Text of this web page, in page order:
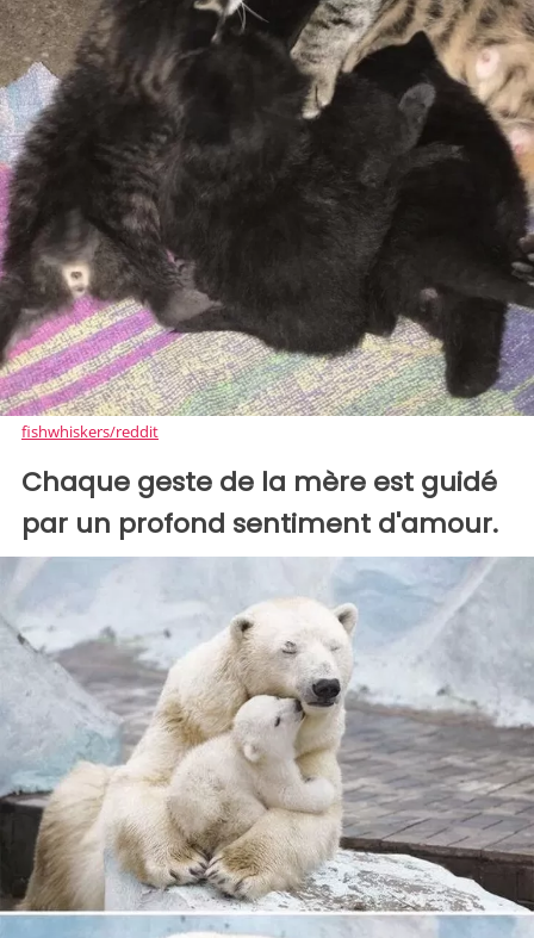
fishwhiskers/reddit
Chaque geste de la mère est guidé
par un profond sentiment d'amour.